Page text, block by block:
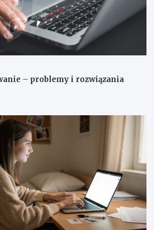
– problemy i rozwiązania